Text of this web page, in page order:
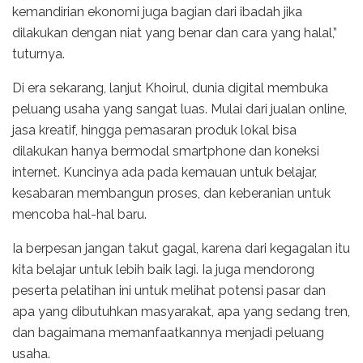
kemandirian ekonomi juga bagian dari ibadah jika
dilakukan dengan niat yang benar dan cara yang halal,”
tuturnya.
Di era sekarang, lanjut Khoirul, dunia digital membuka
peluang usaha yang sangat luas. Mulai dari jualan online,
jasa kreatif, hingga pemasaran produk lokal bisa
dilakukan hanya bermodal smartphone dan koneksi
internet. Kuncinya ada pada kemauan untuk belajar,
kesabaran membangun proses, dan keberanian untuk
mencoba hal-hal baru.
Ia berpesan jangan takut gagal, karena dari kegagalan itu
kita belajar untuk lebih baik lagi. Ia juga mendorong
peserta pelatihan ini untuk melihat potensi pasar dan
apa yang dibutuhkan masyarakat, apa yang sedang tren,
dan bagaimana memanfaatkannya menjadi peluang
usaha.